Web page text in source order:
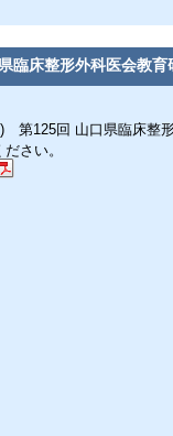
臨床整形外科医会教
第125回 山口県臨床整
さい。